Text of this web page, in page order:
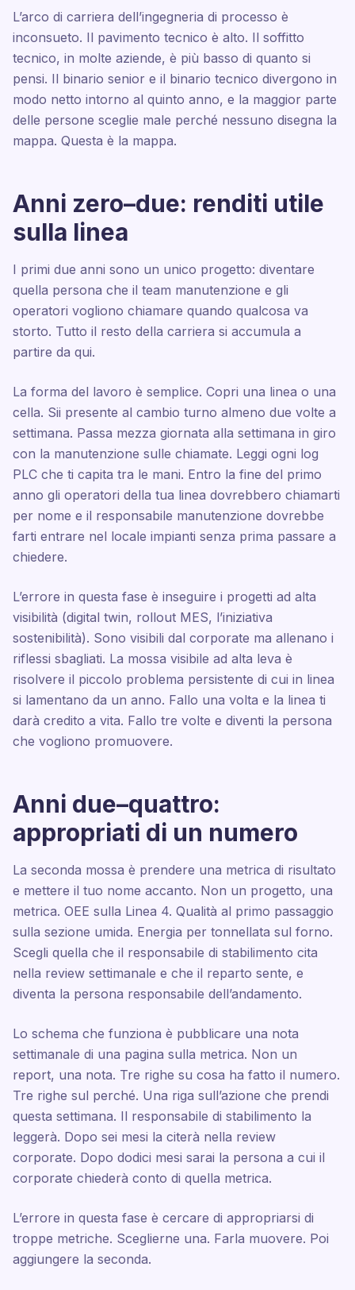
L’arco di carriera dell’ingegneria di processo è
inconsueto. Il pavimento tecnico è alto. Il soffitto
tecnico, in molte aziende, è più basso di quanto si
pensi. Il binario senior e il binario tecnico divergono in
modo netto intorno al quinto anno, e la maggior parte
delle persone sceglie male perché nessuno disegna la
mappa. Questa è la mappa.
Anni zero–due: renditi utile
sulla linea
I primi due anni sono un unico progetto: diventare
quella persona che il team manutenzione e gli
operatori vogliono chiamare quando qualcosa va
storto. Tutto il resto della carriera si accumula a
partire da qui.
La forma del lavoro è semplice. Copri una linea o una
cella. Sii presente al cambio turno almeno due volte a
settimana. Passa mezza giornata alla settimana in giro
con la manutenzione sulle chiamate. Leggi ogni log
PLC che ti capita tra le mani. Entro la fine del primo
anno gli operatori della tua linea dovrebbero chiamarti
per nome e il responsabile manutenzione dovrebbe
farti entrare nel locale impianti senza prima passare a
chiedere.
L’errore in questa fase è inseguire i progetti ad alta
visibilità (digital twin, rollout MES, l’iniziativa
sostenibilità). Sono visibili dal corporate ma allenano i
riflessi sbagliati. La mossa visibile ad alta leva è
risolvere il piccolo problema persistente di cui in linea
si lamentano da un anno. Fallo una volta e la linea ti
darà credito a vita. Fallo tre volte e diventi la persona
che vogliono promuovere.
Anni due–quattro:
appropriati di un numero
La seconda mossa è prendere una metrica di risultato
e mettere il tuo nome accanto. Non un progetto, una
metrica. OEE sulla Linea 4. Qualità al primo passaggio
sulla sezione umida. Energia per tonnellata sul forno.
Scegli quella che il responsabile di stabilimento cita
nella review settimanale e che il reparto sente, e
diventa la persona responsabile dell’andamento.
Lo schema che funziona è pubblicare una nota
settimanale di una pagina sulla metrica. Non un
report, una nota. Tre righe su cosa ha fatto il numero.
Tre righe sul perché. Una riga sull’azione che prendi
questa settimana. Il responsabile di stabilimento la
leggerà. Dopo sei mesi la citerà nella review
corporate. Dopo dodici mesi sarai la persona a cui il
corporate chiederà conto di quella metrica.
L’errore in questa fase è cercare di appropriarsi di
troppe metriche. Sceglierne una. Farla muovere. Poi
aggiungere la seconda.